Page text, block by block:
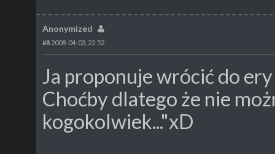
Anonymized
#8 2008-04-03, 22:52
Ja proponuje wrócić do
Choćby dlatego że nie
kogokolwiek..."xD